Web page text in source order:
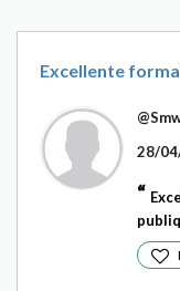
Excellente
28/